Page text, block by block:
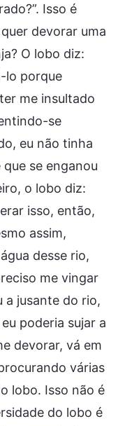
Isso é
devorar uma
O lobo diz:
lo porque
me insultado
se
eu não tinha
se enganou
o lobo diz:
isso, então,
assim,
desse rio,
me vingar
a jusante do rio,
poderia sujar a
devorar, vá em
várias
lobo. Isso não é
do lobo é